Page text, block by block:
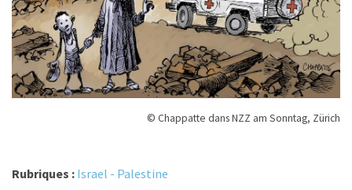
© Chappatte dans NZZ am Sonntag, Zürich
Rubriques : Israel - Palestine